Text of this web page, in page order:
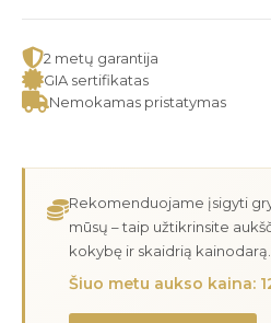
2 metų garantija
GIA sertifikatas
Nemokamas pristatymas
Rekomenduojame įsigyti
mūsų – taip užtikrinsite
kokybę ir skaidrią kainodarą.
Šiuo metu aukso kaina: